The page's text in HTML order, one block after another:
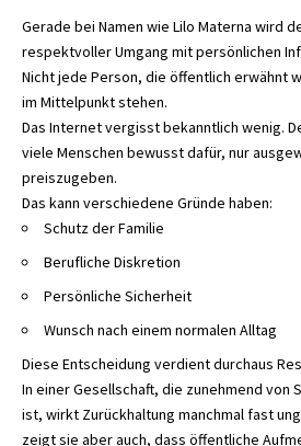
Gerade bei Namen wie Lilo Materna wird
respektvoller Umgang mit persönlichen
Nicht jede Person, die öffentlich erwähnt
im Mittelpunkt stehen.
Das Internet vergisst bekanntlich wenig.
viele Menschen bewusst dafür, nur
preiszugeben.
Das kann verschiedene Gründe haben:
Schutz der Familie
Berufliche Diskretion
Persönliche Sicherheit
Wunsch nach einem normalen Alltag
Diese Entscheidung verdient durchaus
In einer Gesellschaft, die zunehmend
ist, wirkt Zurückhaltung manchmal fast
zeigt sie aber auch, dass öffentliche